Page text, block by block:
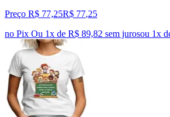
Preço R$ 77,25R$ 77,25
no Pix Ou 1x de R$ 89,82 sem jurosou 1x